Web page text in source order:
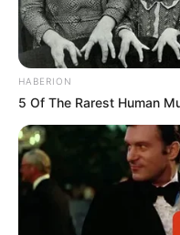
HABERION
5 Of The Rarest Human